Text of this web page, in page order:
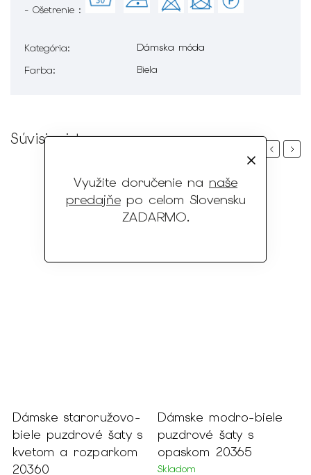
Využite doručenie na naše
predajňepo celom Slovensku
ZADARMO.
- Ošetrenie :
Kategória:
Dámska móda
Farba: Biela
Súvisiaci tovar
Previous
Dámske staroružovo-
biele puzdrové šaty s
kvetom a rozparkom
20360
Dámske modro-biele
puzdrové šaty s
opaskom 20365
Skladom
Next